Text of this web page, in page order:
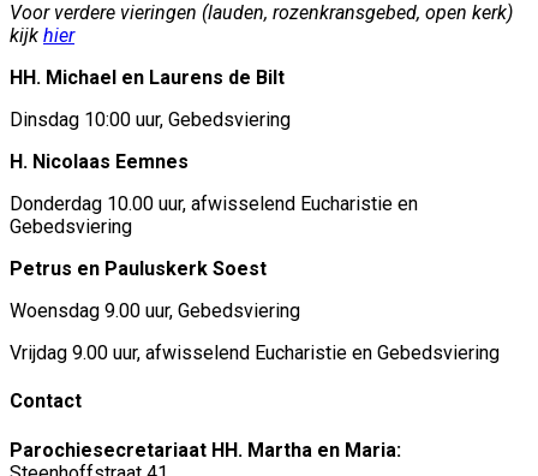
Voor verdere vieringen (lauden, rozenkransgebed, open kerk)
kijk hier
HH. Michael en Laurens de Bilt
Dinsdag 10:00 uur, Gebedsviering
H. Nicolaas Eemnes
Donderdag 10.00 uur, afwisselend Eucharistie en
Gebedsviering
Petrus en Pauluskerk Soest
Woensdag 9.00 uur, Gebedsviering
Vrijdag 9.00 uur, afwisselend Eucharistie en Gebedsviering
Contact
Parochiesecretariaat HH. Martha en Maria: